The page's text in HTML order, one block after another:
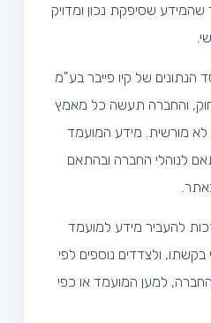
שהמידע שסיפקת נכון ומדויק
הנתונים של קיו פייבר בע"מ
והחברה תעשה כל מאמץ
לא מורשית. מידע המועמד
לנוהלי החברה ובהתאם
להעביר מידע למועמד
בקשתו, ולצדדים נוספים לפי
למען המועמד או כפי